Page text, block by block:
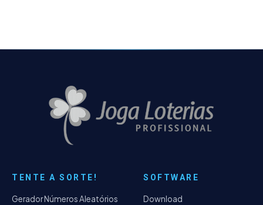
TENTE A SORTE!
Gerador Números Aleatórios
SOFTWARE
Download